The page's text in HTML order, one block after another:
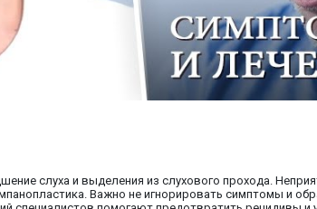
слуха и выделения из слухового прохода.
Важно не игнорировать симптомы и